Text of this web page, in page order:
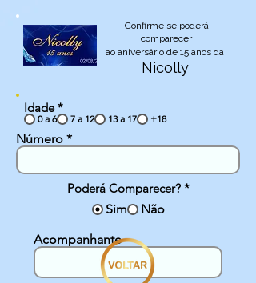
Confirme se poderá
comparecer
ao aniversário de 15 anos da
Nicolly
Idade *
0 a 6 7 a 12 13 a 17 +18
Número
Poderá Comparecer? *
Sim
Não
Acompanhante